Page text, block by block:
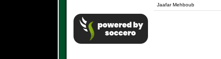
Jaafar Mehboub